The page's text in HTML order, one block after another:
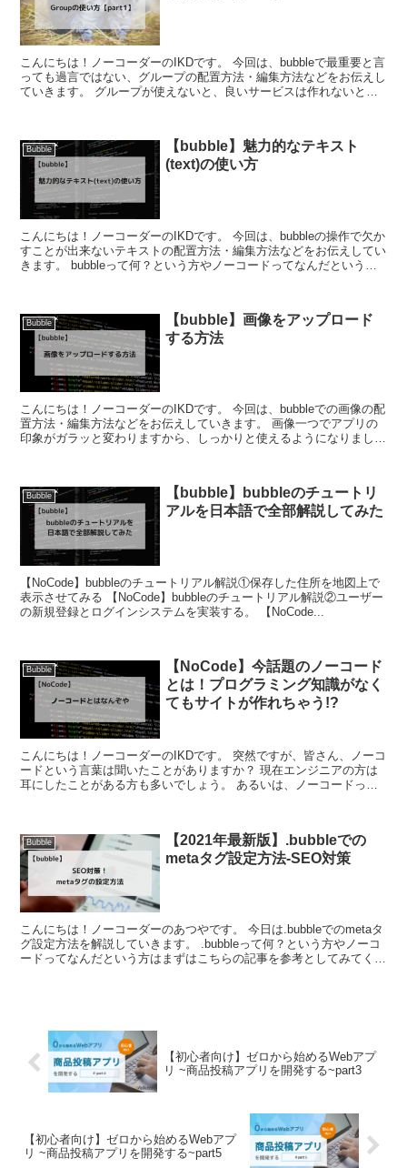
こんにちは！ノーコーダーのIKDです。 今回は、bubbleで最重要と言
っても過言ではない、グループの配置方法・編集方法などをお伝えし
ていきます。 グループが使えないと、良いサービスは作れないと言
Bubble
【bubble】魅力的なテキスト
(text)の使い方
こんにちは！ノーコーダーのIKDです。 今回は、bubbleの操作で欠か
すことが出来ないテキストの配置方法・編集方法などをお伝えしてい
きます。 bubbleって何？という方やノーコードってなんだという方
Bubble
【bubble】画像をアップロード
する方法
こんにちは！ノーコーダーのIKDです。 今回は、bubbleでの画像の配
置方法・編集方法などをお伝えしていきます。 画像一つでアプリの
印象がガラッと変わりますから、しっかりと使えるようになりましょ
Bubble
【bubble】bubbleのチュートリ
アルを日本語で全部解説してみた
【NoCode】bubbleのチュートリアル解説①保存した住所を地図上で
表示させてみる 【NoCode】bubbleのチュートリアル解説②ユーザー
の新規登録とログインシステムを実装する。 【NoCode...
Bubble
【NoCode】今話題のノーコード
とは！プログラミング知識がなく
てもサイトが作れちゃう!?
こんにちは！ノーコーダーのIKDです。 突然ですが、皆さん、ノーコ
ードという言葉は聞いたことがありますか？ 現在エンジニアの方は
耳にしたことがある方も多いでしょう。 あるいは、ノーコードって
Bubble
【2021年最新版】.bubbleでの
metaタグ設定方法-SEO対策
こんにちは！ノーコーダーのあつやです。 今日は.bubbleでのmetaタ
グ設定方法を解説していきます。 .bubbleって何？という方やノーコ
ードってなんだという方はまずはこちらの記事を参考としてみてくだ
【初心者向け】ゼロから始めるWebアプ
リ ~商品投稿アプリを開発する~part3
【初心者向け】ゼロから始めるWebアプ
リ ~商品投稿アプリを開発する~part5